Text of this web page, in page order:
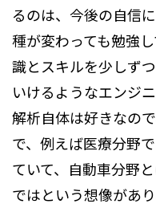
るのは、今後の自信
種が変わっても勉強
識とスキルを少しず
いけるようなエンジ
解析自体は好きなの
で、例えば医療分野
ていて、自動車分野
ではという想像があ